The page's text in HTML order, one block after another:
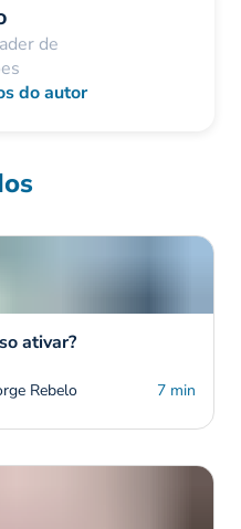
de
do autor
ativar?
Rebelo 7 min